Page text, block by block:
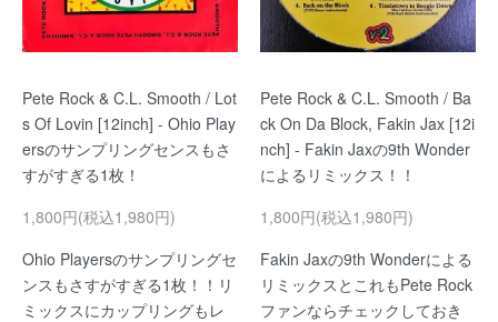
Pete Rock & C.L. Smooth / Lot
s Of Lovin [12inch] - Ohio Play
ersのサンプリングセンスもさ
すがすぎる1枚！
1,800円(税込1,980円)
Ohio Playersのサンプリングセ
ンスもさすがすぎる1枚！！リ
ミックスにカップリングもレ
Pete Rock & C.L. Smooth / Ba
ck On Da Block, Fakin Jax [12i
nch] - Fakin Jaxの9th Wonder
によるリミックス！！
1,800円(税込1,980円)
Fakin Jaxの9th Wonderによる
リミックスとこれもPete Rock
ファンならチェックしておき